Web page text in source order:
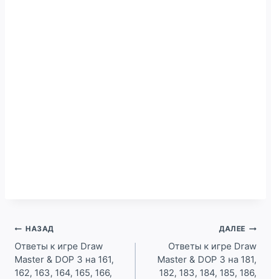
Навигация
по
записям
НАЗАД
Ответы к игре Draw
Master & DOP 3 на 161,
162, 163, 164, 165, 166,
ДАЛЕЕ
Ответы к игре Draw
Master & DOP 3 на 181,
182, 183, 184, 185, 186,